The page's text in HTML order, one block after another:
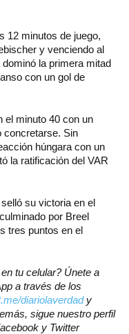
12 minutos de juego,
y venciendo al
la primera mitad
con un gol de
el minuto 40 con un
concretarse. Sin
húngara con un
la ratificación del VAR
su victoria en el
por Breel
tres puntos en el
tu celular? Únete a
a través de los
diariolaverdady
sigue nuestro perfil
y Twitter